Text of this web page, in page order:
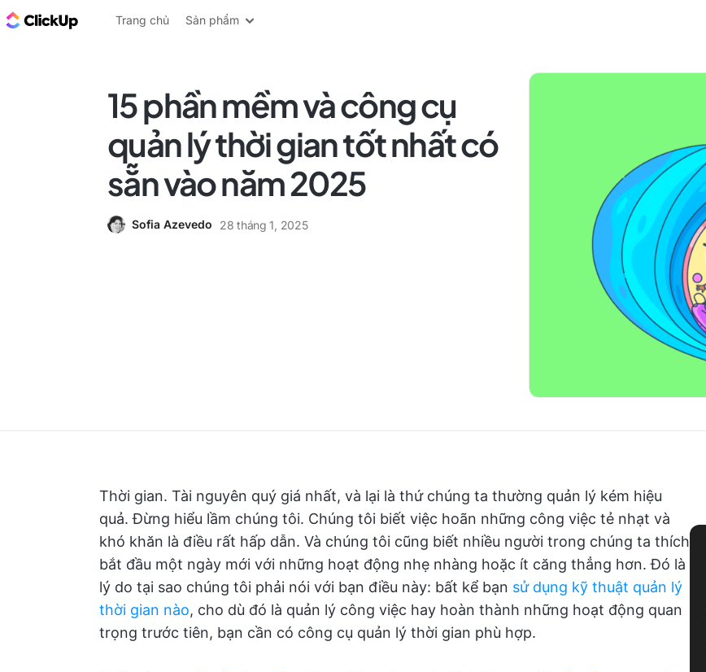
ClickUp Blog
Trang chủ Sản phẩm
15 phần mềm và công cụ
quản lý thời gian tốt nhất có
sẵn vào năm 2025
Sofia Azevedo 28 tháng 1, 2025
Thời gian. Tài nguyên quý giá nhất, và lại là thứ chúng ta thường quản lý kém hiệu
quả. Đừng hiểu lầm chúng tôi. Chúng tôi biết việc hoãn những công việc tẻ nhạt và
khó khăn là điều rất hấp dẫn. Và chúng tôi cũng biết nhiều người trong chúng ta thích
bắt đầu một ngày mới với những hoạt động nhẹ nhàng hoặc ít căng thẳng hơn. Đó là
lý do tại sao chúng tôi phải nói với bạn điều này: bất kể bạn sử dụng kỹ thuật quản lý
thời gian nào, cho dù đó là quản lý công việc hay hoàn thành những hoạt động quan
trọng trước tiên, bạn cần có công cụ quản lý thời gian phù hợp.